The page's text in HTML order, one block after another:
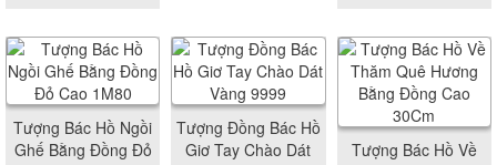
Tượng Bác Hồ Ngồi
Ghế Bằng Đồng Đỏ
Tượng Đồng Bác Hồ
Giơ Tay Chào Dát
Tượng Bác Hồ Về